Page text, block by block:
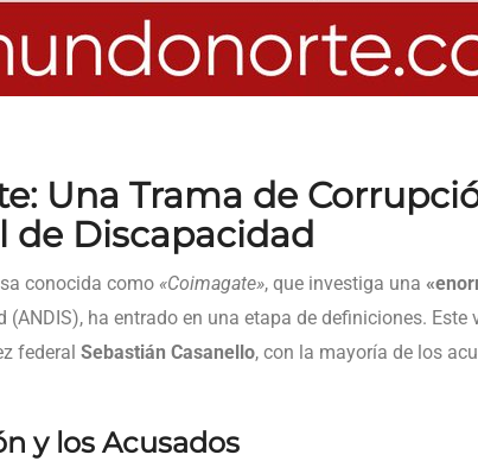
Una Trama de
de Discapacidad
conocida como «Coimagate», que investiga una
ha entrado en una etapa de definiciones. Este
federalSebastián Casanello, con la mayoría de los
y los Acusados